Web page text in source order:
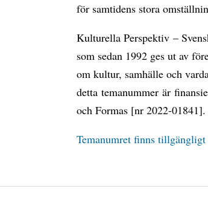
för samtidens stora
Kulturella Perspektiv –
som sedan 1992 ges ut av
om kultur, samhälle och
detta temanummer är
och Formas [nr 2022-01841].
Temanumret finns tillgängligt